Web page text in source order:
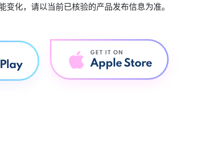
变化，请以当前已核验的产品发布信息为准。
GET IT ON
Apple Store